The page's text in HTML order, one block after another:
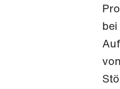
bei